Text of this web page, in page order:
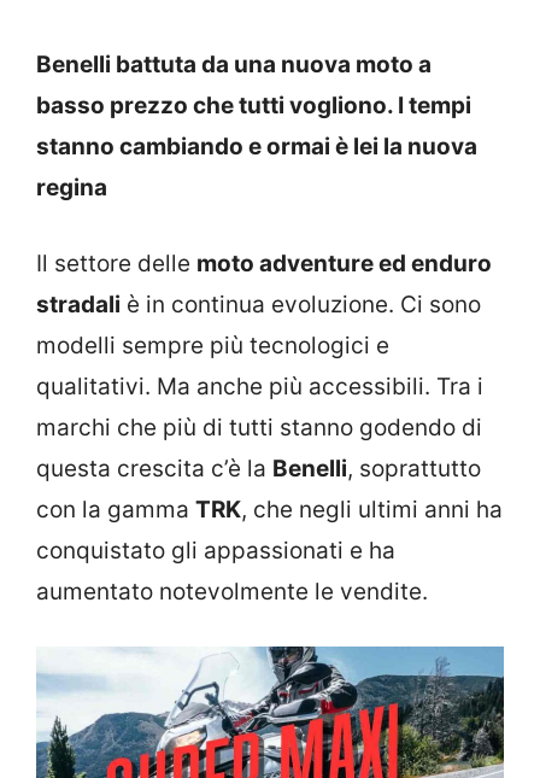
Benelli battuta da una nuova moto a
basso prezzo che tutti vogliono. I tempi
stanno cambiando e ormai è lei la nuova
regina
Il settore delle moto adventure ed enduro
stradali è in continua evoluzione. Ci sono
modelli sempre più tecnologici e
qualitativi. Ma anche più accessibili. Tra i
marchi che più di tutti stanno godendo di
questa crescita c’è la Benelli, soprattutto
con la gamma TRK, che negli ultimi anni ha
conquistato gli appassionati e ha
aumentato notevolmente le vendite.